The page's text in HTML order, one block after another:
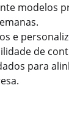
modelos
e
de
para